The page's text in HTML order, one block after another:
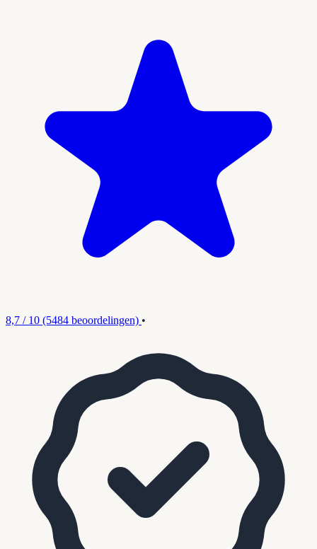
8,7 / 10 (5484 beoordelingen) •